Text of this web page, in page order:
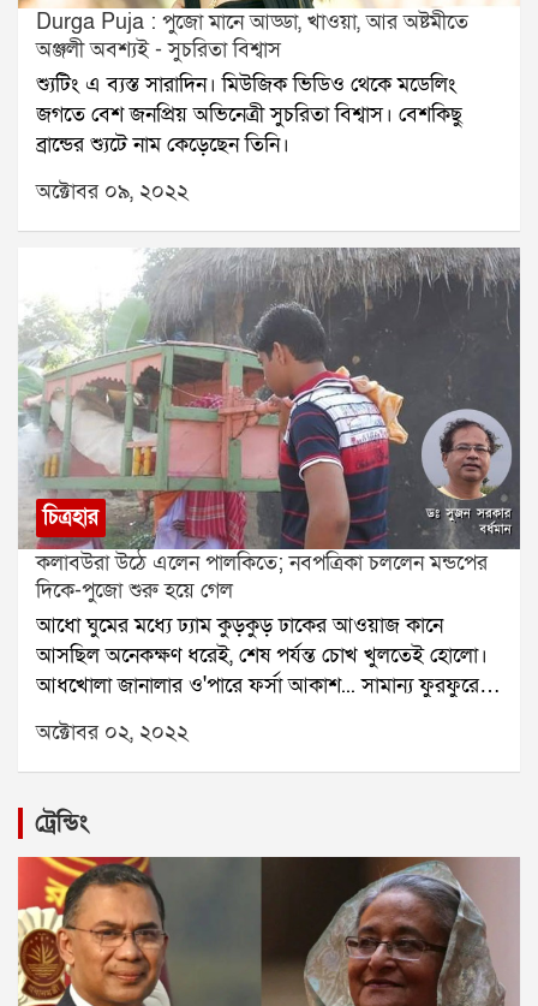
Durga Puja : পুজো মানে আড্ডা, খাওয়া, আর অষ্টমীতে
অঞ্জলী অবশ্যই - সুচরিতা বিশ্বাস
শ্যুটিং এ ব্যস্ত সারাদিন। মিউজিক ভিডিও থেকে মডেলিং
জগতে বেশ জনপ্রিয় অভিনেত্রী সুচরিতা বিশ্বাস। বেশকিছু
ব্রান্ডের শ্যুটে নাম কেড়েছেন তিনি।
অক্টোবর ০৯, ২০২২
চিত্রহার
কলাবউরা উঠে এলেন পালকিতে; নবপত্রিকা চললেন মন্ডপের
দিকে-পুজো শুরু হয়ে গেল
আধো ঘুমের মধ্যে ঢ্যাম কুড়কুড় ঢাকের আওয়াজ কানে
আসছিল অনেকক্ষণ ধরেই, শেষ পর্যন্ত চোখ খুলতেই হোলো।
আধখোলা জানালার ও'পারে ফর্সা আকাশ... সামান্য ফুরফুরে
হাওয়া ... মনে পড়ে গেল আজ সপ্তমী--- সাড়ে ছ'টার মধ্যে স্নান
সেরে তৈরী হয়ে নেওয়া চাই, ঠিক সাতটায় কলাবউ স্নান করিয়ে
ঘট আনতে যেতে হবে।
অক্টোবর ০২, ২০২২
ট্রেন্ডিং